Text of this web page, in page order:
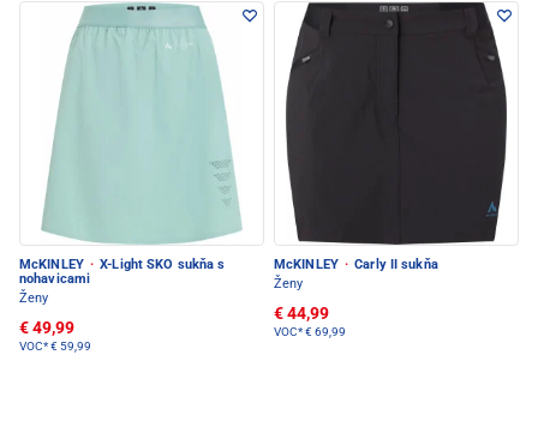
McKINLEY · X-Light SKO sukňa s
nohavicami
Ženy
€ 49,99
VOC*€ 59,99
McKINLEY · Carly II sukňa
Ženy
€ 44,99
VOC*€ 69,99